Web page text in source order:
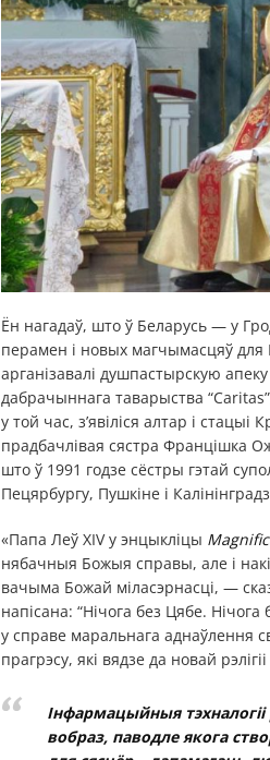
Ён нагадаў, што ў Беларусь — у
перамен і новых магчымасцяў для
арганізавалі душпастырскую
дабрачыннага таварыства
у той час, з’явіліся алтар і
прадбачлівая сястра Францішка
што ў 1991 годзе сёстры гэтай
Пецярбургу, Пушкіне і
«Папа Леў XIV у энцыкліцы
нябачныя Божыя справы, але і
вачыма Божай міласэрнасці, —
напісана: “Нічога без Цябе.
у справе маральнага аднаўлення
прагрэсу, які вядзе да новай
Інфармацыйныя
вобраз, паводле якога